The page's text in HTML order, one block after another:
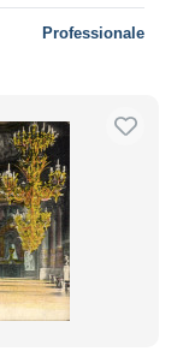
Professionale